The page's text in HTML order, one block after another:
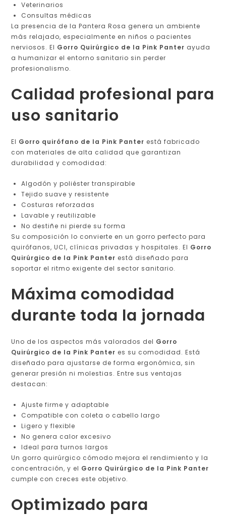
Veterinarios
Consultas médicas
La presencia de la Pantera Rosa genera un ambiente
más relajado, especialmente en niños o pacientes
nerviosos. El Gorro Quirúrgico de la Pink Panter ayuda
a humanizar el entorno sanitario sin perder
profesionalismo.
Calidad profesional para
uso sanitario
El Gorro quirófano de la Pink Panter está fabricado
con materiales de alta calidad que garantizan
durabilidad y comodidad:
Algodón y poliéster transpirable
Tejido suave y resistente
Costuras reforzadas
Lavable y reutilizable
No destiñe ni pierde su forma
Su composición lo convierte en un gorro perfecto para
quirófanos, UCI, clínicas privadas y hospitales. El Gorro
Quirúrgico de la Pink Panter está diseñado para
soportar el ritmo exigente del sector sanitario.
Máxima comodidad
durante toda la jornada
Uno de los aspectos más valorados del Gorro
Quirúrgico de la Pink Panter es su comodidad. Está
diseñado para ajustarse de forma ergonómica, sin
generar presión ni molestias. Entre sus ventajas
destacan:
Ajuste firme y adaptable
Compatible con coleta o cabello largo
Ligero y flexible
No genera calor excesivo
Ideal para turnos largos
Un gorro quirúrgico cómodo mejora el rendimiento y la
concentración, y el Gorro Quirúrgico de la Pink Panter
cumple con creces este objetivo.
Optimizado para